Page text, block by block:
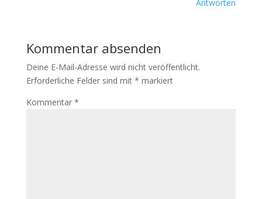
Antworten
Kommentar absenden
Deine E-Mail-Adresse wird nicht veröffentlicht.
Erforderliche Felder sind mit * markiert
Kommentar *